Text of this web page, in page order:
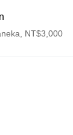
NT$3,000